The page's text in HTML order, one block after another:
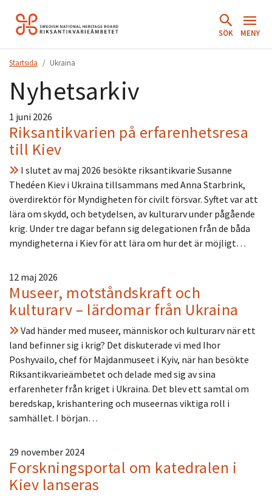
Hoppa
till
SÖK MENY
Startsida Ukraina
Nyhetsarkiv
1 juni 2026
Riksantikvarien på erfarenhetsresa
till Kiev
I slutet av maj 2026 besökte riksantikvarie Susanne
Thedéen Kiev i Ukraina tillsammans med Anna Starbrink,
överdirektör för Myndigheten för civilt försvar. Syftet var att
lära om skydd, och betydelsen, av kulturarv under pågående
krig. Under tre dagar befann sig delegationen från de båda
myndigheterna i Kiev för att lära om hur det är möjligt…
12 maj 2026
Museer, motståndskraft och
kulturarv – lärdomar från Ukraina
Vad händer med museer, människor och kulturarv när ett
land befinner sig i krig? Det diskuterade vi med Ihor
Poshyvailo, chef för Majdanmuseet i Kyiv, när han besökte
Riksantikvarieämbetet och delade med sig av sina
erfarenheter från kriget i Ukraina. Det blev ett samtal om
beredskap, krishantering och museernas viktiga roll i
samhället. I början…
29 november 2024
Forskningsportal om katedralen i
Kiev lanseras